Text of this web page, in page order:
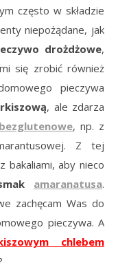
często w składzie
niepożądane, jak
drożdżowe,
się zrobić również
pieczywa
, ale zdarza
bezglutenowe, np. z
Z tej
bakaliami, aby nieco
amaranatusa.
zachęcam Was do
pieczywa. A
chlebem